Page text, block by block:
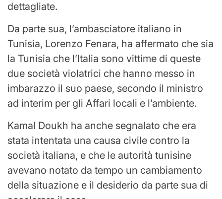
dettagliate.
Da parte sua, l’ambasciatore italiano in
Tunisia, Lorenzo Fenara, ha affermato che sia
la Tunisia che l’Italia sono vittime di queste
due società violatrici che hanno messo in
imbarazzo il suo paese, secondo il ministro
ad interim per gli Affari locali e l’ambiente.
Kamal Doukh ha anche segnalato che era
stata intentata una causa civile contro la
società italiana, e che le autorità tunisine
avevano notato da tempo un cambiamento
della situazione e il desiderio da parte sua di